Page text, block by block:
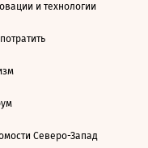
и технологии
Северо-Запад